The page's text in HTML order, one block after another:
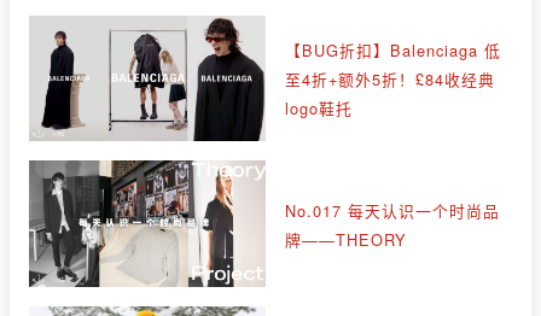
【BUG折扣】Balenciaga 低
至4折+额外5折！£84收经典
logo鞋托
No.017 每天认识一个时尚品
牌——THEORY